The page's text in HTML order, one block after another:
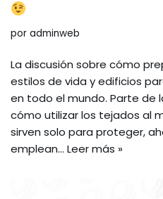
por adminweb
La discusión sobre cómo
estilos de vida y edificios
en todo el mundo. Parte de
cómo utilizar los tejados al
sirven solo para proteger,
emplean… Leer más »